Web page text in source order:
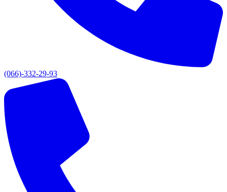
(066)-332-29-93